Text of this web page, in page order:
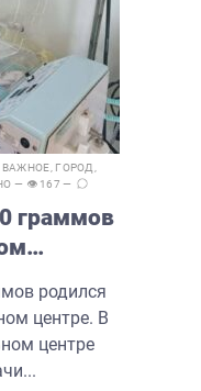
ВАЖНОЕ ГОРОД
— 👁 167 —
граммов
родился
центре. В
центре